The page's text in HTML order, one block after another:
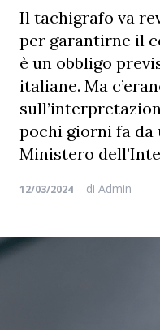
Il tachigrafo va
per garantirne il
è un obbligo
italiane. Ma
pochi giorni fa da
Ministero
12/03/2024 di Admin